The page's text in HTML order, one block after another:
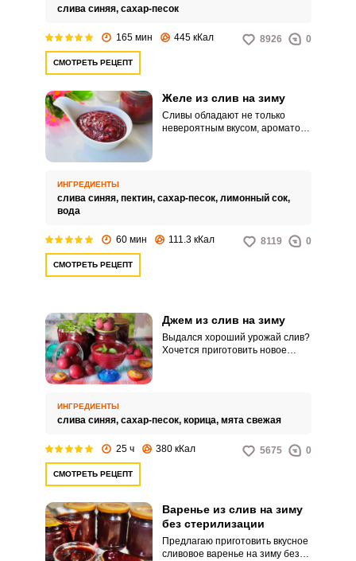
слива синяя, сахар-песок
165 мин 445 кКал 8926 0
СМОТРЕТЬ РЕЦЕПТ
Желе из слив на зиму
Сливы обладают не только
невероятным вкусом, ароматом
только очень вкусное лакомство
к чаю, но и вклад в здоровье
несложен в исполнении, а
ИНГРЕДИЕНТЫ
слива синяя, пектин, сахар-песок, лимонный сок,
вода
60 мин 111.3 кКал 8119 0
СМОТРЕТЬ РЕЦЕПТ
Джем из слив на зиму
Выдался хороший урожай слив?
Хочется приготовить новое
ИНГРЕДИЕНТЫ
слива синяя, сахар-песок, корица, мята свежая
25 ч 380 кКал 5675 0
СМОТРЕТЬ РЕЦЕПТ
Варенье из слив на зиму
без стерилизации
Предлагаю приготовить вкусное
сливовое варенье на зиму без